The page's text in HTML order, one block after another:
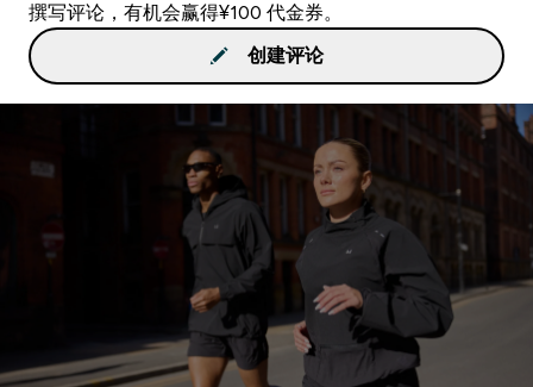
撰写评论，有机会赢得¥100 代金券。
创建评论